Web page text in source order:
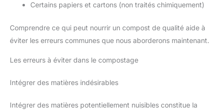
Certains papiers et cartons (non traités chimiquement)
Comprendre ce qui peut nourrir un compost de qualité aide à
éviter les erreurs communes que nous aborderons maintenant.
Les erreurs à éviter dans le compostage
Intégrer des matières indésirables
Intégrer des matières potentiellement nuisibles constitue la